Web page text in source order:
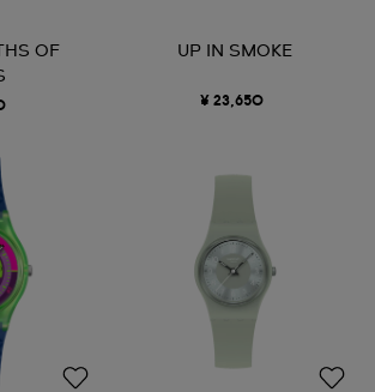
OF
UP IN SMOKE
¥ 23,650